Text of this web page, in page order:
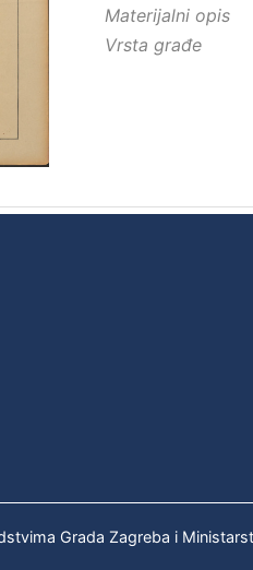
Materijalni opis
Vrsta građe
Grada Zagreba i